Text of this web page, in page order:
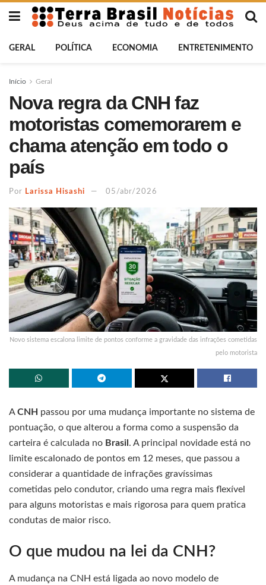
GERAL POLÍTICA ECONOMIA ENTRETENIMENTO
Início Geral
Nova regra da CNH faz
motoristas comemorarem e
chama atenção em todo o
país
Por Larissa Hisashi 05/abr/2026
Novo sistema escalona limite de pontos conforme a gravidade das infrações cometidas
pelo motorista
ACNH passou por uma mudança importante no sistema de
pontuação, o que alterou a forma como a suspensão da
carteira é calculada no Brasil . A principal novidade está no
limite escalonado de pontos em 12 meses, que passou a
considerar a quantidade de infrações gravíssimas
cometidas pelo condutor, criando uma regra mais flexível
para alguns motoristas e mais rigorosa para quem pratica
condutas de maior risco.
O que mudou na lei da CNH?
A mudança na CNH está ligada ao novo modelo de